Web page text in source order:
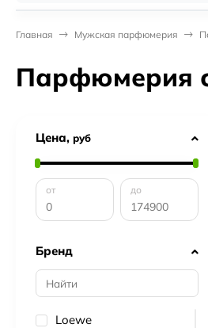
Главная Мужская парфюмерия
Парфюмерия
Цена, руб
от до
Бренд
Loewe